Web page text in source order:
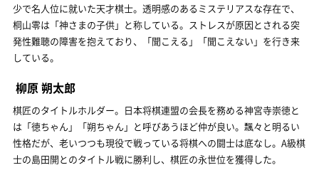
少で名人位に就いた天才棋士。透明感のあるミステリアスな存在で、
桐山零は「神さまの子供」と称している。ストレスが原因とされる突
発性難聴の障害を抱えており、「聞こえる」「聞こえない」を行き来
している。
柳原 朔太郎
棋匠のタイトルホルダー。日本将棋連盟の会長を務める神宮寺崇徳と
は「徳ちゃん」「朔ちゃん」と呼びあうほど仲が良い。飄々と明るい
性格だが、老いつつも現役で戦っている将棋への闘士は底なし。A級棋
士の島田開とのタイトル戦に勝利し、棋匠の永世位を獲得した。